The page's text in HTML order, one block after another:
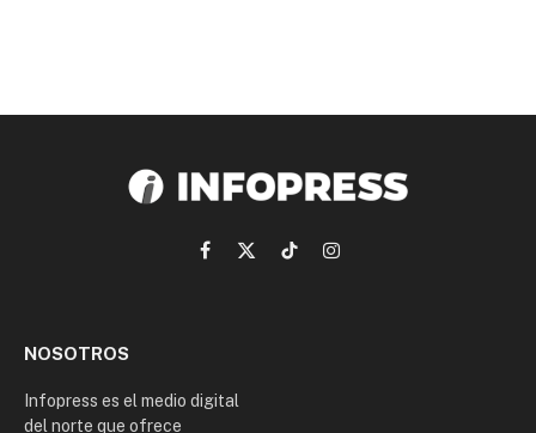
Facebook
X
TikTokInstagram
NOSOTROS
Infopress es el medio digital
del norte que ofrece